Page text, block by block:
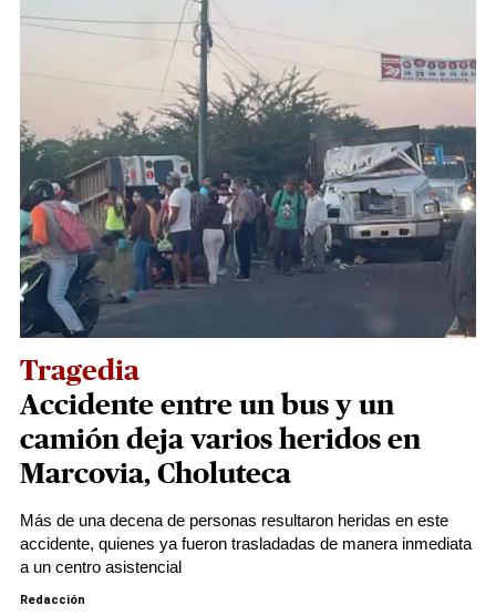
Tragedia
Accidente entre un bus y un
camión deja varios heridos en
Marcovia, Choluteca
Más de una decena de personas resultaron heridas en este
accidente, quienes ya fueron trasladadas de manera inmediata
a un centro asistencial
Redacción